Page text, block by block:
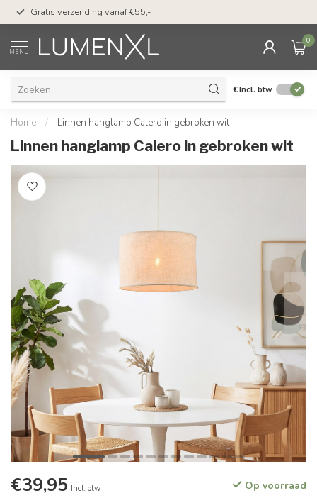
Gratis verzending vanaf €55,-
MENU
0
€Incl. btw
Home / Linnen hanglamp Calero in gebroken wit
Linnen hanglamp Calero in gebroken wit
€39,95 Incl. btw Op voorraad